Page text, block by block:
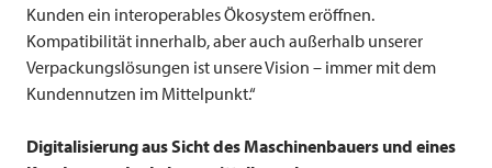
Kunden ein interoperables Ökosystem eröffnen.
Kompatibilität innerhalb, aber auch außerhalb unserer
Verpackungslösungen ist unsere Vision – immer mit dem
Kundennutzen im Mittelpunkt.“
Digitalisierung aus Sicht des Maschinenbauers und eines